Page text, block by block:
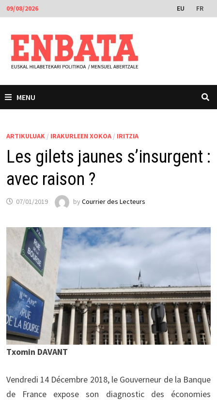
Skip
to
content
09/08/2026 EU FR
MENU
ARTIKULUAK / IRAKURLEEN XOKOA/ IRITZIA
Les gilets jaunes s’insurgent :
avec raison ?
07/01/2019 by Courrier des Lecteurs
Txomin DAVANT
Vendredi 14 Décembre 2018, le Gouverneur de la Banque
de France expose son diagnostic des économies